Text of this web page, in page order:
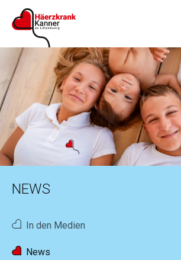
Die Vereinigung
Leistungen
Kardiopathien
NEWS
In den Medien
News